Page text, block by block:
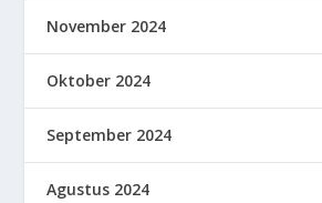
November 2024
Oktober 2024
September 2024
Agustus 2024